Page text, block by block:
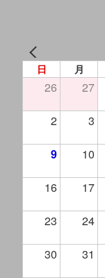
日 月
26 27
2 3
9 10
16 17
23 24
30 31